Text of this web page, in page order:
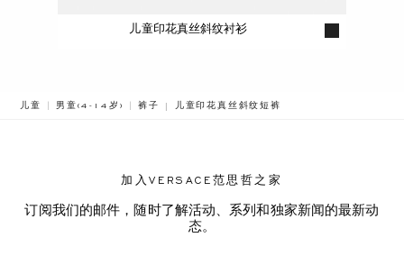
儿童印花真丝斜纹衬衫
儿童 男童(4-14岁) 裤子 BREADCRUMB.ADA.LABEL.CURRENT
儿童印花真丝斜纹短裤
加入VERSACE范思哲之家
订阅我们的邮件，随时了解活动、系列和独家新闻的最新动
态。